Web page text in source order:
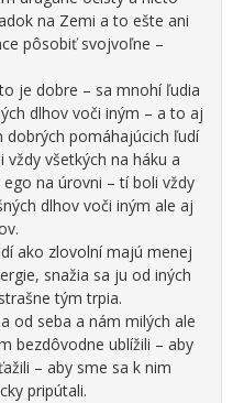
na Zemi a to ešte ani
pôsobiť svojvoľne –
je dobre – sa mnohí ľudia
dlhov voči iným – a to aj
dobrých pomáhajúcich ľudí
všetkých na háku a
na úrovni – tí boli vždy
dlhov voči iným ale aj
ako zlovolní majú menej
snažia sa ju od iných
tým trpia.
od seba a nám milých ale
bezdôvodne ublížili – aby
– aby sme sa k nim
pripútali.